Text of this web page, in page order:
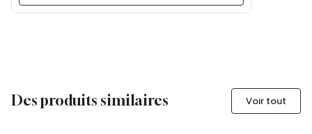
Des produits similaires Voir tout